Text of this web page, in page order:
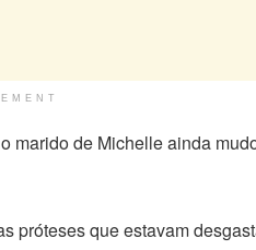
marido de Michelle ainda
próteses que estavam